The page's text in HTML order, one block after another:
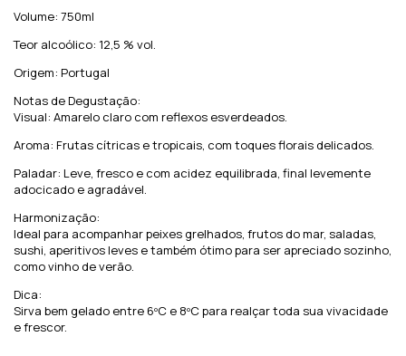
Volume: 750ml
Teor alcoólico: 12,5 % vol.
Origem: Portugal
Notas de Degustação:
Visual: Amarelo claro com reflexos esverdeados.
Aroma: Frutas cítricas e tropicais, com toques florais delicados.
Paladar: Leve, fresco e com acidez equilibrada, final levemente
adocicado e agradável.
Harmonização:
Ideal para acompanhar peixes grelhados, frutos do mar, saladas,
sushi, aperitivos leves e também ótimo para ser apreciado sozinho,
como vinho de verão.
Dica:
Sirva bem gelado entre 6ºC e 8ºC para realçar toda sua vivacidade
e frescor.